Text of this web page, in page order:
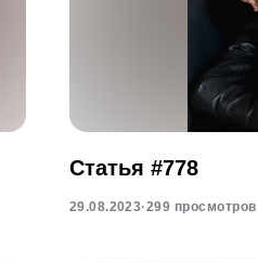
Статья #778
29.08.2023·299 просмотров